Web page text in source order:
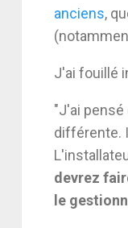
anciens,
J'ai fouillé
"J'ai
différente.
devrez
le